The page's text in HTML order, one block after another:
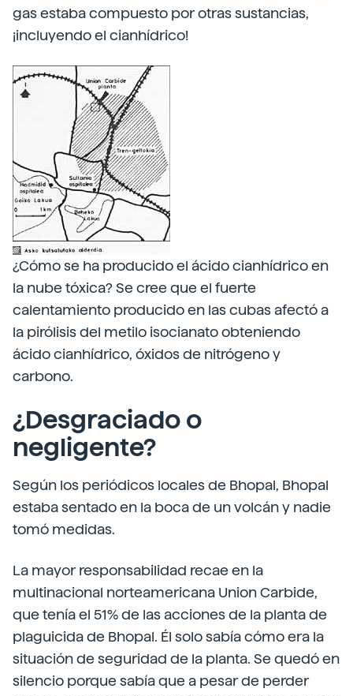
gas estaba compuesto por otras sustancias,
¡incluyendo el cianhídrico!
¿Cómo se ha producido el ácido cianhídrico en
la nube tóxica? Se cree que el fuerte
calentamiento producido en las cubas afectó a
la pirólisis del metilo isocianato obteniendo
ácido cianhídrico, óxidos de nitrógeno y
carbono.
¿Desgraciado o
negligente?
Según los periódicos locales de Bhopal, Bhopal
estaba sentado en la boca de un volcán y nadie
tomó medidas.
La mayor responsabilidad recae en la
multinacional norteamericana Union Carbide,
que tenía el 51% de las acciones de la planta de
plaguicida de Bhopal. Él solo sabía cómo era la
situación de seguridad de la planta. Se quedó en
silencio porque sabía que a pesar de perder